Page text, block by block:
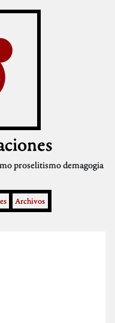
proselitismodemagogia
Archivos